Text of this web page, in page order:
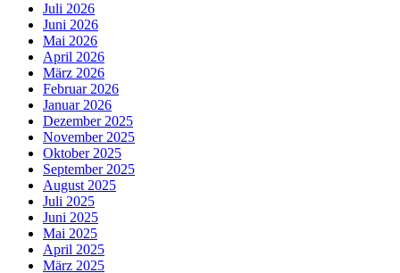
Juli 2026
Juni 2026
Mai 2026
April 2026
März 2026
Februar 2026
Januar 2026
Dezember 2025
November 2025
Oktober 2025
September 2025
August 2025
Juli 2025
Juni 2025
Mai 2025
April 2025
März 2025